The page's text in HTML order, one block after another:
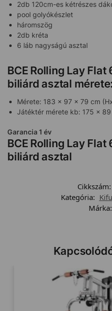
2db 120cm-es kétrészes
pool golyókészlet
háromszög
2db kréta
6 láb nagyságú asztal
BCE Rolling Lay
biliárd asztal mérete:
Mérete: 183 x 97 x 79 cm
Játéktér mérete kb: 175 x 89
Garancia 1 év
BCE Rolling Lay
biliárd asztal
Cikkszám:
Kategória:
Márka: